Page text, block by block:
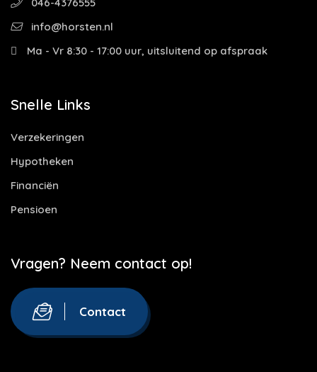
info@horsten.nl
Ma - Vr 8:30 - 17:00 uur, uitsluitend op afspraak
Snelle Links
Verzekeringen
Hypotheken
Financiën
Pensioen
Vragen? Neem contact op!
Contact